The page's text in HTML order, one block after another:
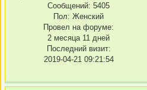
Сообщений: 5405
Пол: Женский
Провел на форуме:
2 месяца 11 дней
Последний визит:
2019-04-21 09:21:54